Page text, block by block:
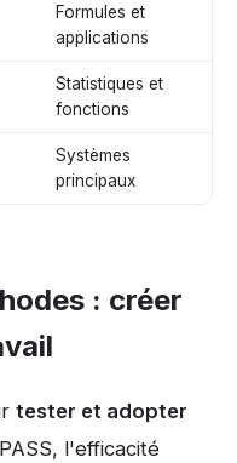
Formules et
applications
Statistiques et
fonctions
Systèmes
principaux
: créer
tester et adopter
l'efficacité